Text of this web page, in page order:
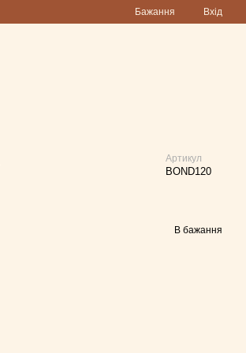
Бажання Вхід
Артикул
BOND120
В бажання